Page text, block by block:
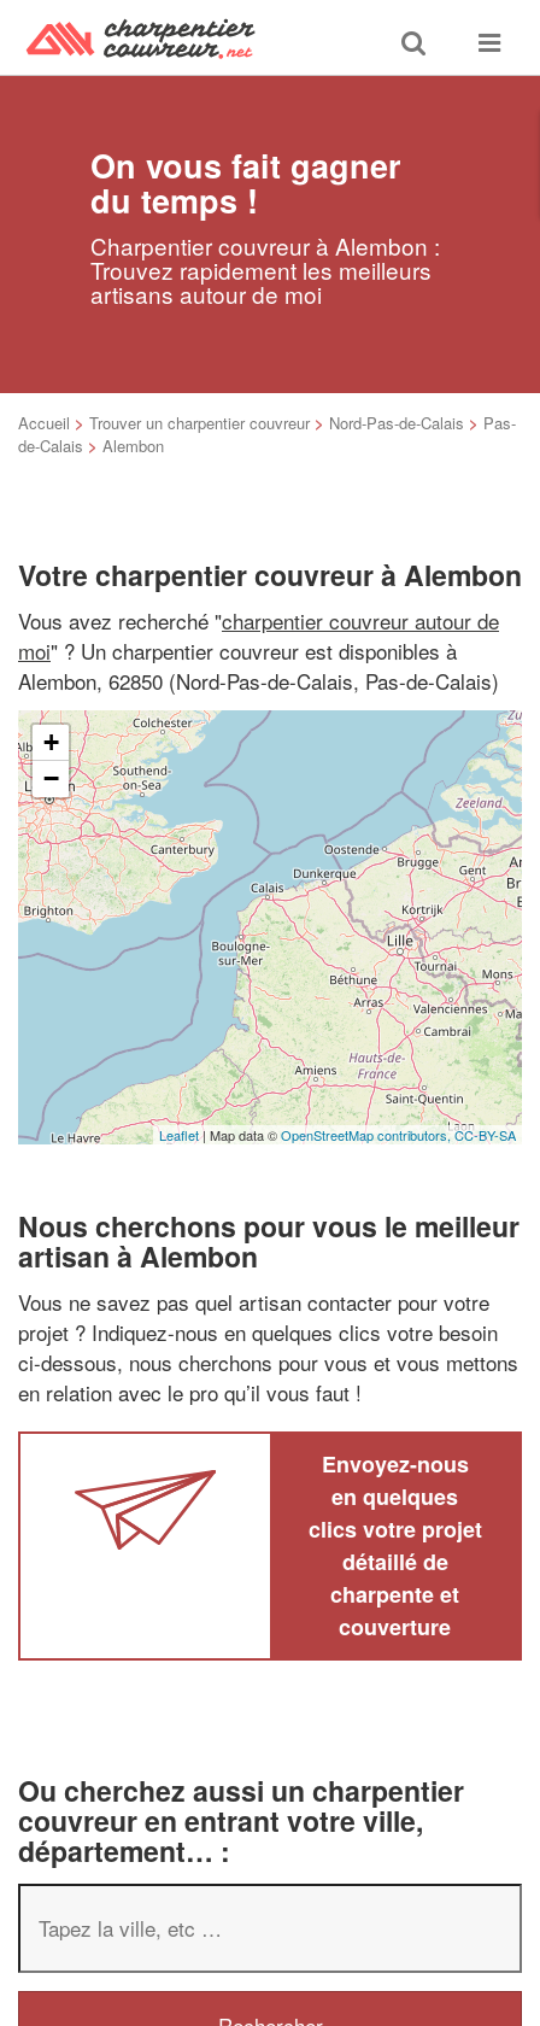
Toggle
search
Toggle
On vous fait gagner
du temps !
Charpentier couvreur à Alembon :
Trouvez rapidement les meilleurs
artisans autour de moi
Accueil > Trouver un charpentier couvreur > Nord-Pas-de-Calais > Pas-
de-Calais > Alembon
Votre charpentier couvreur à Alembon
Vous avez recherché "charpentier couvreur autour de
moi" ? Un charpentier couvreur est disponibles à
Alembon, 62850 (Nord-Pas-de-Calais, Pas-de-Calais)
+
−
Leaflet| Map data ©OpenStreetMap contributors,CC-BY-SA
Nous cherchons pour vous le meilleur
artisan à Alembon
Vous ne savez pas quel artisan contacter pour votre
projet ? Indiquez-nous en quelques clics votre besoin
ci-dessous, nous cherchons pour vous et vous mettons
en relation avec le pro qu’il vous faut !
Envoyez-nous
en quelques
clics votre projet
détaillé de
charpente et
couverture
Ou cherchez aussi un charpentier
couvreur en entrant votre ville,
département… :
✕